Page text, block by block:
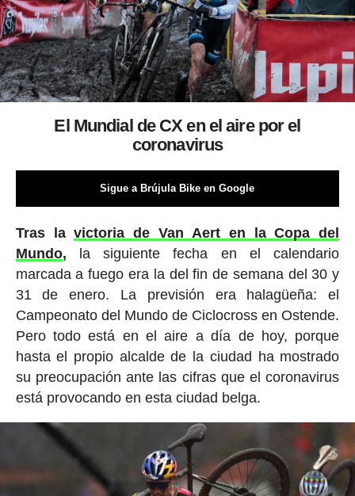
El Mundial de CX en el aire por el
coronavirus
Sigue a Brújula Bike en Google
Tras lavictoria de Van Aert en la Copa del
Mundo, la siguiente fecha en el calendario
marcada a fuego era la del fin de semana del 30 y
31 de enero. La previsión era halagüeña: el
Campeonato del Mundo de Ciclocross en Ostende.
Pero todo está en el aire a día de hoy, porque
hasta el propio alcalde de la ciudad ha mostrado
su preocupación ante las cifras que el coronavirus
está provocando en esta ciudad belga.